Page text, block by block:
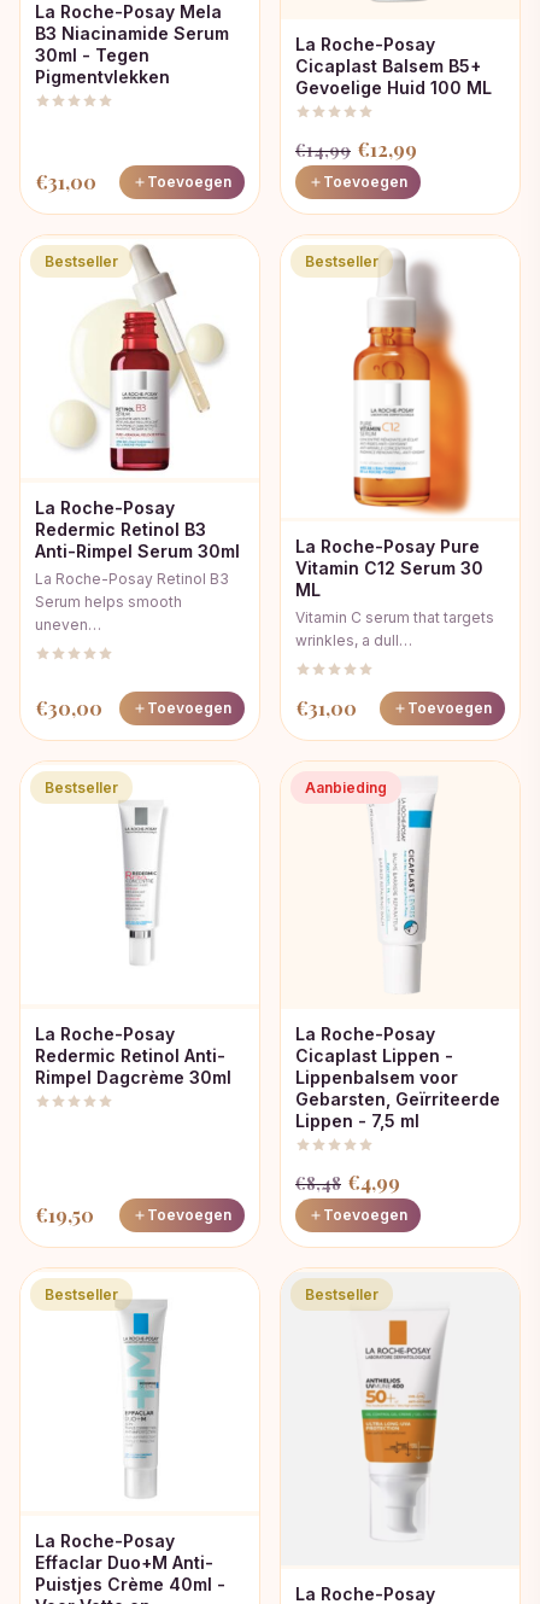
La Roche-Posay Mela
B3 Niacinamide Serum
30ml - Tegen
Pigmentvlekken
€31,00 Toevoegen
La Roche-Posay
Cicaplast Balsem B5+
Gevoelige Huid 100 ML
€14,99 Oorspronkelijke
prijs
was:
€14,99.
€12,99
prijs
is:
€12,99.
Toevoegen
Bestseller
La Roche-Posay
Redermic Retinol B3
Anti-Rimpel Serum 30ml
La Roche-Posay Retinol B3
Serum helps smooth
uneven…
€30,00 Toevoegen
Bestseller
La Roche-Posay Pure
Vitamin C12 Serum 30
ML
Vitamin C serum that targets
wrinkles, a dull…
€31,00 Toevoegen
Bestseller
La Roche-Posay
Redermic Retinol Anti-
Rimpel Dagcrème 30ml
€19,50 Toevoegen
Aanbieding
La Roche-Posay
Cicaplast Lippen -
Lippenbalsem voor
Gebarsten, Geïrriteerde
Lippen - 7,5 ml
€8,48 Oorspronkelijke
prijs
was:
€8,48.
€4,99
prijs
is:
€4,99.
Toevoegen
Bestseller
La Roche-Posay
Effaclar Duo+M Anti-
Puistjes Crème 40ml -
Bestseller
La Roche-Posay